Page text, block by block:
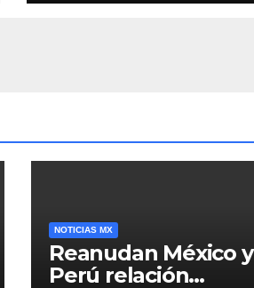
NOTICIAS MX
Reanudan México y
Perú relación